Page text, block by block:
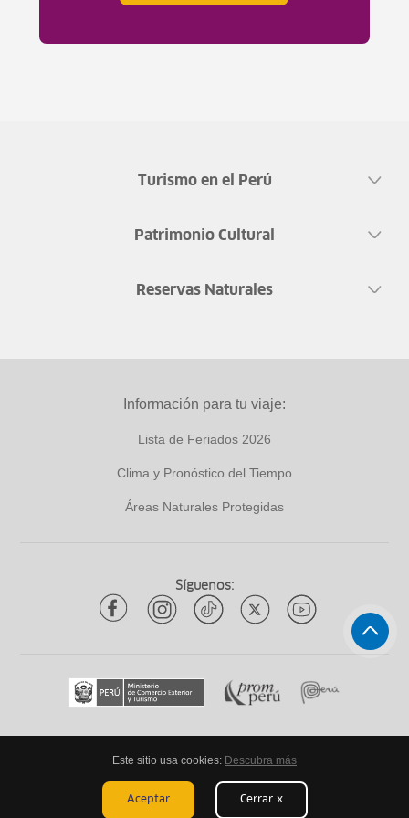
Turismo en el Perú
Patrimonio Cultural
Reservas Naturales
Información para tu viaje:
Lista de Feriados 2026
Clima y Pronóstico del Tiempo
Áreas Naturales Protegidas
Síguenos:
Todos los derechos reservadosytuqueplanes 2026
Este sitio usa cookies: Descubra más
Aceptar Cerrar x